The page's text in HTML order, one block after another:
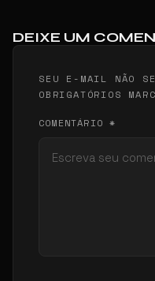
DEIXE UM
SEU E-MAIL NÃO
OBRIGATÓRIOS
COMENTÁRIO *